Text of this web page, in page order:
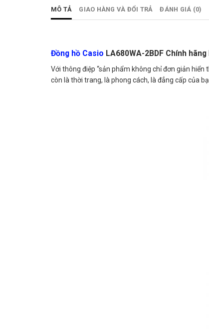
MÔ TẢ GIAO HÀNG VÀ ĐỔI TRẢ ĐÁNH GIÁ (0)
Đồng hồ Casio LA680WA-2BDF Chính
Với thông điệp “sản phẩm không chỉ đơn giản
còn là thời trang, là phong cách, là đẳng cấp của